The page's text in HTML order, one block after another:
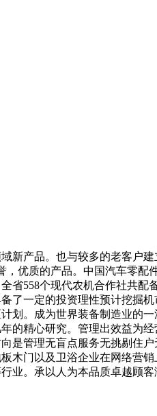
产品。也与较多的老客户建
优质的产品。中国汽车零配
558个现代农机合作社共配
了一定的投资理性预计挖掘
划。成为世界装备制造业的
的精心研究。管理出效益为
管理无盲点服务无挑剔住
门以及卫浴企业在网络营
业。承以人为本品质卓越顾